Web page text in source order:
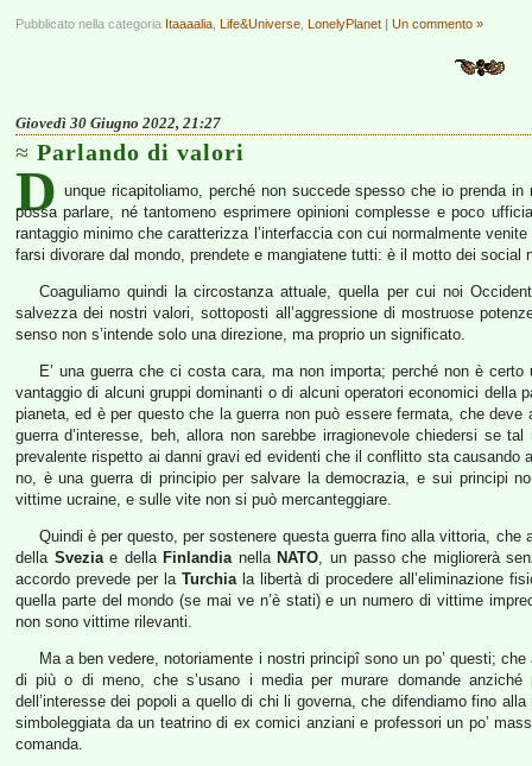
Pubblicato nella categoria Itaaaalia Life&Universe LonelyPlanet | Un commento »
Giovedì 30 Giugno 2022, 21:27
Parlando di valori
D unque ricapitoliamo, perché non succede spesso che io prenda
possa parlare, né tantomeno esprimere opinioni complesse e poco
rantaggio minimo che caratterizza l’interfaccia con cui normalmente
farsi divorare dal mondo, prendete e mangiatene tutti: è il motto dei social
Coaguliamo quindi la circostanza attuale, quella per cui noi
salvezza dei nostri valori, sottoposti all’aggressione di mostruose
senso non s’intende solo una direzione, ma proprio un significato.
E’ una guerra che ci costa cara, ma non importa; perché non è
vantaggio di alcuni gruppi dominanti o di alcuni operatori economici della
pianeta, ed è per questo che la guerra non può essere fermata, che
guerra d’interesse, beh, allora non sarebbe irragionevole chiedersi se
prevalente rispetto ai danni gravi ed evidenti che il conflitto sta
no, è una guerra di principio per salvare la democrazia, e sui principi
vittime ucraine, e sulle vite non si può mercanteggiare.
Quindi è per questo, per sostenere questa guerra fino alla vittoria, che
della Sveziae della Finlandianella NATO, un passo che migliorerà
accordo prevede per la Turchiala libertà di procedere all’eliminazione
quella parte del mondo (se mai ve n’è stati) e un numero di vittime
non sono vittime rilevanti.
Ma a ben vedere, notoriamente i nostri principî sono un po’ questi;
di più o di meno, che s’usano i media per murare domande
dell’interesse dei popoli a quello di chi li governa, che difendiamo fino
simboleggiata da un teatrino di ex comici anziani e professori un po’
comanda.